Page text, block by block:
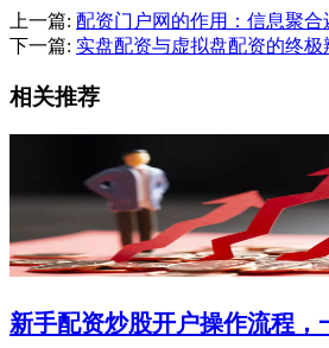
上一篇: 配资门户网的作用：信息聚合
下一篇: 实盘配资与虚拟盘配资的终极
相关推荐
新手配资炒股开户操作流程，